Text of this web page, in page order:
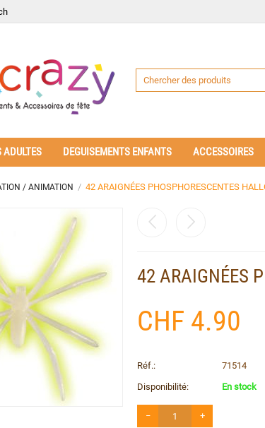
ADULTES DEGUISEMENTS ENFANTS ACCESSOIRES
/ ANIMATION / 42 ARAIGNÉES PHOSPHORESCENTES
42 ARAIGNÉES
CHF 4.90
Réf.:
71514
Disponibilité:
En stock
− +